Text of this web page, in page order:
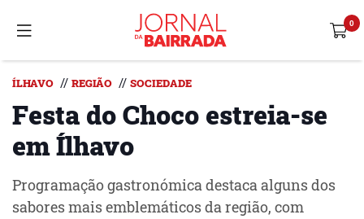
ÍLHAVO // REGIÃO // SOCIEDADE
Festa do Choco estreia-se
em Ílhavo
Programação gastronómica destaca alguns dos
sabores mais emblemáticos da região, com